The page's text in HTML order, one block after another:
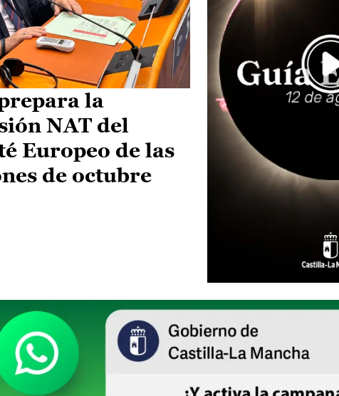
la
NAT del
Europeo de las
de octubre